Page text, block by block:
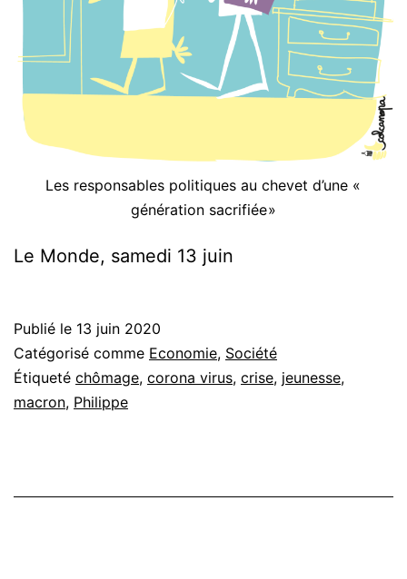
Les responsables politiques au chevet d’une «
génération sacrifiée »
Le Monde, samedi 13 juin
Publié le 13 juin 2020
Catégorisé comme Economie, Société
Étiqueté chômage, corona virus, crise, jeunesse,
macron, Philippe